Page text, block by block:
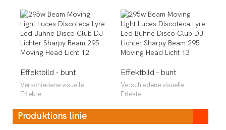
Effektbild - bunt
Verschiedene visuelle
Effekte
Effektbild - bunt
Verschiedene visuelle
Effekte
Produktions linie